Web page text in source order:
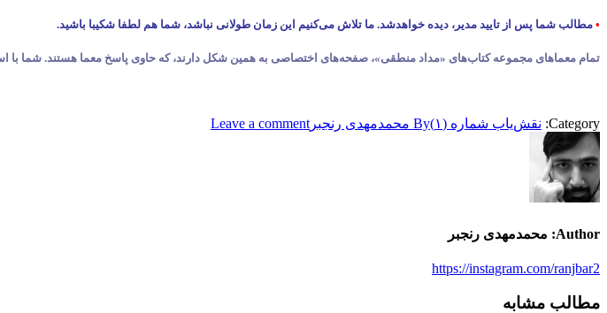
• مطالب شما پس از تایید مدیر، دیده خواهدشد. ما تلاش می‌کنیم این زمان طولانی نباشد، شما هم لطفا شکیبا باشید.
تمام معماهای مجموعه کتاب‌های «مداد منطقی»، صفحه‌های اختصاصی به همین شکل دارند، که حاوی پاسخ معما هستند. شما با اسکن کردن کیوآرکد موجود در کتاب، یا
Category: نقش‌یاب شماره (۱) By محمدمهدی رنجبر Leave a comment
Author: محمدمهدی رنجبر
https://instagram.com/ranjbar2
مطالب مشابه